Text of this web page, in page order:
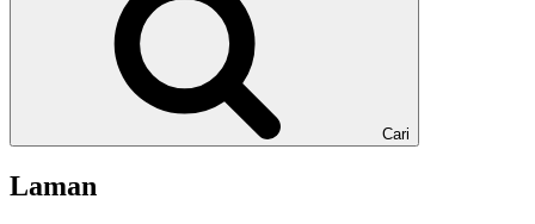
Cari
Laman